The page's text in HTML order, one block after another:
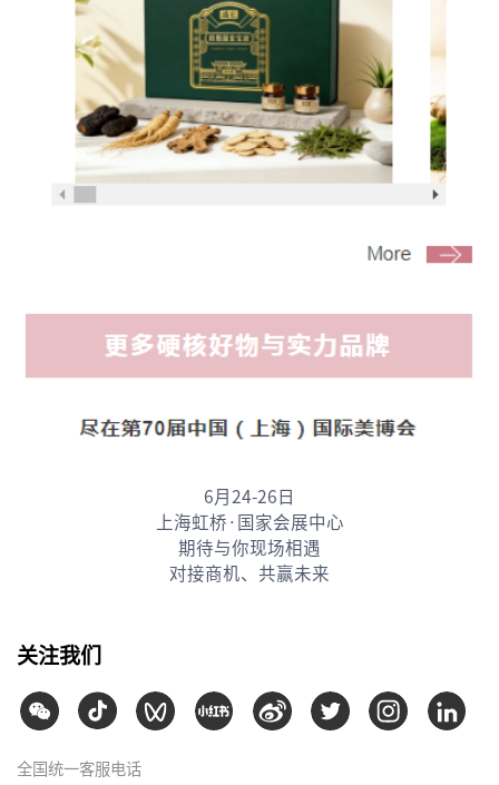
6月24-26日
上海虹桥·国家会展中心
期待与你现场相遇
对接商机、共赢未来
关注我们
全国统一客服电话